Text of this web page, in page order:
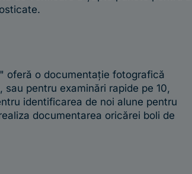
oferă o documentație fotografică
pentru examinări rapide pe 10,
identificarea de noi alune pentru
documentarea oricărei boli de